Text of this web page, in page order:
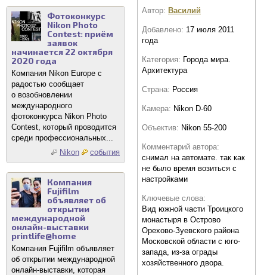
Фотоконкурс
Nikon Photo
Contest: приём
заявок
начинается 22 октября
2020 года
Компания Nikon Europe с
радостью сообщает
о возобновлении
международного
фотоконкурса Nikon Photo
Contest, который проводится
среди профессиональных...
Nikon
события
Компания
Fujifilm
объявляет об
открытии
международной
онлайн-выставки
printlife@home
Компания Fujifilm объявляет
об открытии международной
онлайн-выставки, которая
Автор: Василий
Добавлено: 17 июля 2011
года
Категория: Города мира.
Архитектура
Страна: Россия
Камера: Nikon D-60
Объектив: Nikon 55-200
Комментарий автора:
снимал на автомате. так как
не было время возиться с
настройками
Ключевые слова:
Вид южной части Троицкого
монастыря в Острово
Орехово-Зуевского района
Московской области с юго-
запада, из-за ограды
хозяйственного двора.